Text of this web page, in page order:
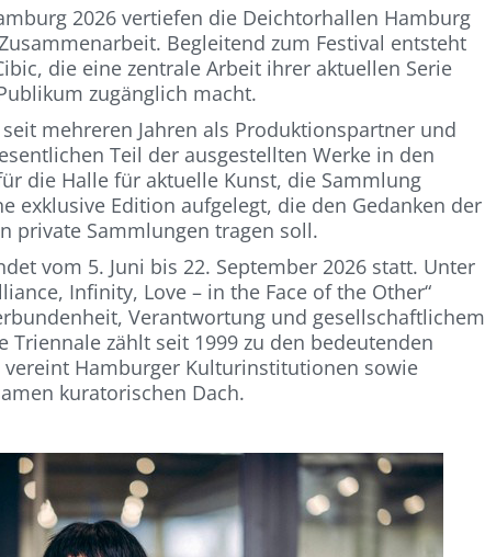
2026 vertiefen die Deichtorhallen Hamburg
Begleitend zum Festival entsteht
die eine zentrale Arbeit ihrer aktuellen Serie
zugänglich macht.
mehreren Jahren als Produktionspartner und
Teil der ausgestellten Werke in den
die Halle für aktuelle Kunst, die Sammlung
exklusive Edition aufgelegt, die den Gedanken der
private Sammlungen tragen soll.
vom 5. Juni bis 22. September 2026 statt. Unter
Infinity, Love – in the Face of the Other“
Verantwortung und gesellschaftlichem
zählt seit 1999 zu den bedeutenden
Hamburger Kulturinstitutionen sowie
kuratorischen Dach.